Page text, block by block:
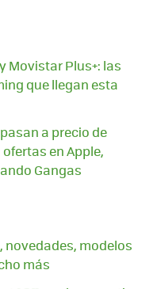
Movistar Plus+: las
que llegan esta
a precio de
en Apple,
Gangas
novedades, modelos
más